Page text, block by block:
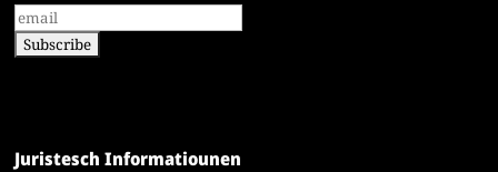
Juristesch Informatiounen